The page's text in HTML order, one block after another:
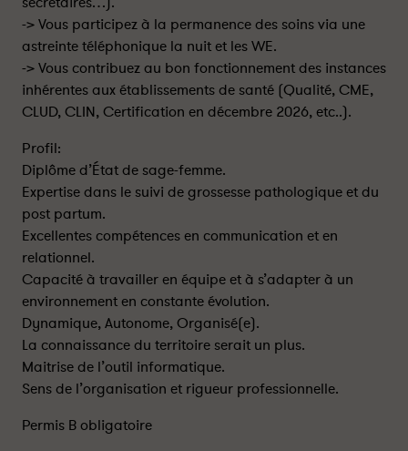
-> Vous participez à la permanence des soins via une
astreinte téléphonique la nuit et les WE.
-> Vous contribuez au bon fonctionnement des instances
inhérentes aux établissements de santé (Qualité, CME,
CLUD, CLIN, Certification en décembre 2026, etc..).
Profil:
Diplôme d’État de sage-femme.
Expertise dans le suivi de grossesse pathologique et du
post partum.
Excellentes compétences en communication et en
relationnel.
Capacité à travailler en équipe et à s’adapter à un
environnement en constante évolution.
Dynamique, Autonome, Organisé(e).
La connaissance du territoire serait un plus.
Maitrise de l’outil informatique.
Sens de l’organisation et rigueur professionnelle.
Permis B obligatoire